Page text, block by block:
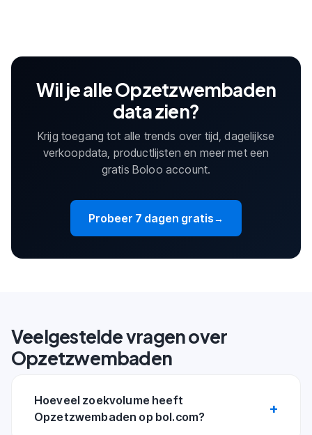
Wil je alle Opzetzwembaden
data zien?
Krijg toegang tot alle trends over tijd, dagelijkse
verkoopdata, productlijsten en meer met een
gratis Boloo account.
Probeer 7 dagen gratis→
Veelgestelde vragen over
Opzetzwembaden
Hoeveel zoekvolume heeft
Opzetzwembaden op bol.com?